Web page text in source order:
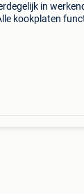
in
kookplaten